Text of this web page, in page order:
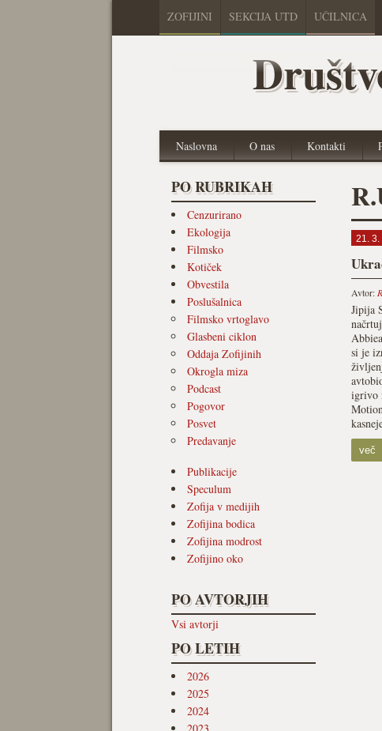
ZOFIJINI SEKCIJA UTD UČILNICA
Naslovna O nas Kontakti
PO RUBRIKAH
Cenzurirano
Ekologija
Filmsko
Kotiček
Obvestila
Poslušalnica
Filmsko vrtoglavo
Glasbeni ciklon
Oddaja Zofijinih
Okrogla miza
Podcast
Pogovor
Posvet
Predavanje
Publikacije
Speculum
Zofija v medijih
Zofijina bodica
Zofijina modrost
Zofijino oko
PO AVTORJIH
Vsi avtorji
PO LETIH
2026
2025
2024
21.
Avtor:
Jipija
si je
igrivo
več